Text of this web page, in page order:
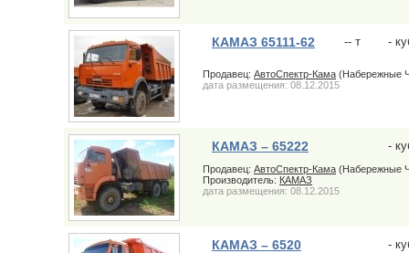
КАМАЗ 65111-62 -- т -
Продавец: АвтоСпектр-Кама (Набережные
дата размещения: 08.12.2015
КАМАЗ – 65222 -
Продавец: АвтоСпектр-Кама (Набережные
Производитель: КАМАЗ
дата размещения: 08.12.2015
КАМАЗ – 6520 -